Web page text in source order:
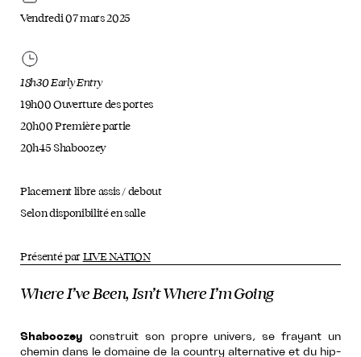
Where I’ve Been, Isn’t Where I’m Going
Shaboozey construit son propre univers, se frayant un
chemin dans le domaine de la country alternative et du hip-
Vendredi 07 mars 2025
18h30 Early Entry
19h00 Ouverture des portes
20h00 Première partie
20h45 Shaboozey
Placement libre assis / debout
Selon disponibilité en salle
Présenté par LIVE NATION